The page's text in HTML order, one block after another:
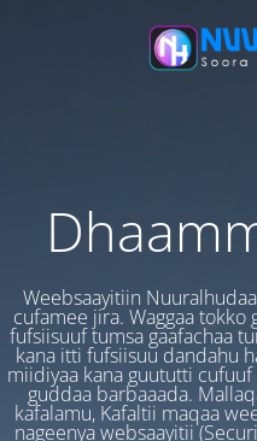
Weebsaayitiin
cufamee jira. Waggaa
fufsiisuuf tumsa gaafachaa
kana itti fufsiisuu dandahu
miidiyaa kana guututti
guddaa barbaaada.
kafalamu, Kafaltii maqaa
nageenya websaayitii